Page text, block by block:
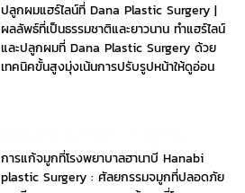
ปลูกผมแฮร์ไลน์ที่ Dana Plastic Surgery |
ผลลัพธ์ที่เป็นธรรมชาติและยาวนาน ทำแฮร์ไลน์
และปลูกผมที่ Dana Plastic Surgery ด้วย
เทคนิคขั้นสูงมุ่งเน้นการปรับรูปหน้าให้ดูอ่อน
การแก้จมูกที่โรงพยาบาลฮานาบี Hanabi
plastic Surgery : ศัลยกรรมจมูกที่ปลอดภัย